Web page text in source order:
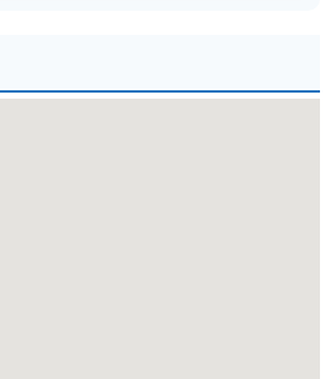
使ったコーヒーや、地元産の牛乳を使
が人気です。また、摩周温泉の源泉か